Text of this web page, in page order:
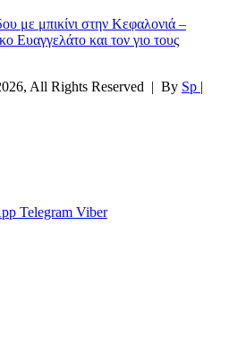
με μπικίνι στην Κεφαλονιά –
Ευαγγελάτο και τον γιο τους
All Rights Reserved | By Sp |
Telegram Viber